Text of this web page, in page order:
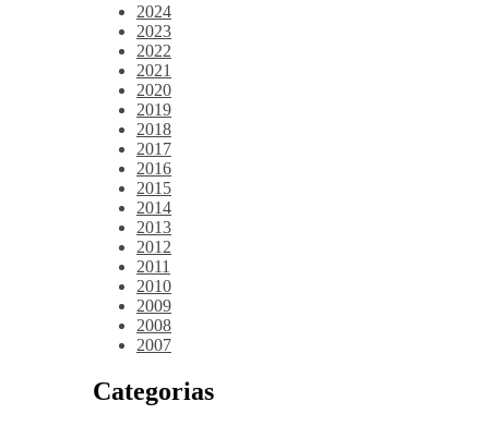
2024
2023
2022
2021
2020
2019
2018
2017
2016
2015
2014
2013
2012
2011
2010
2009
2008
2007
Categorias